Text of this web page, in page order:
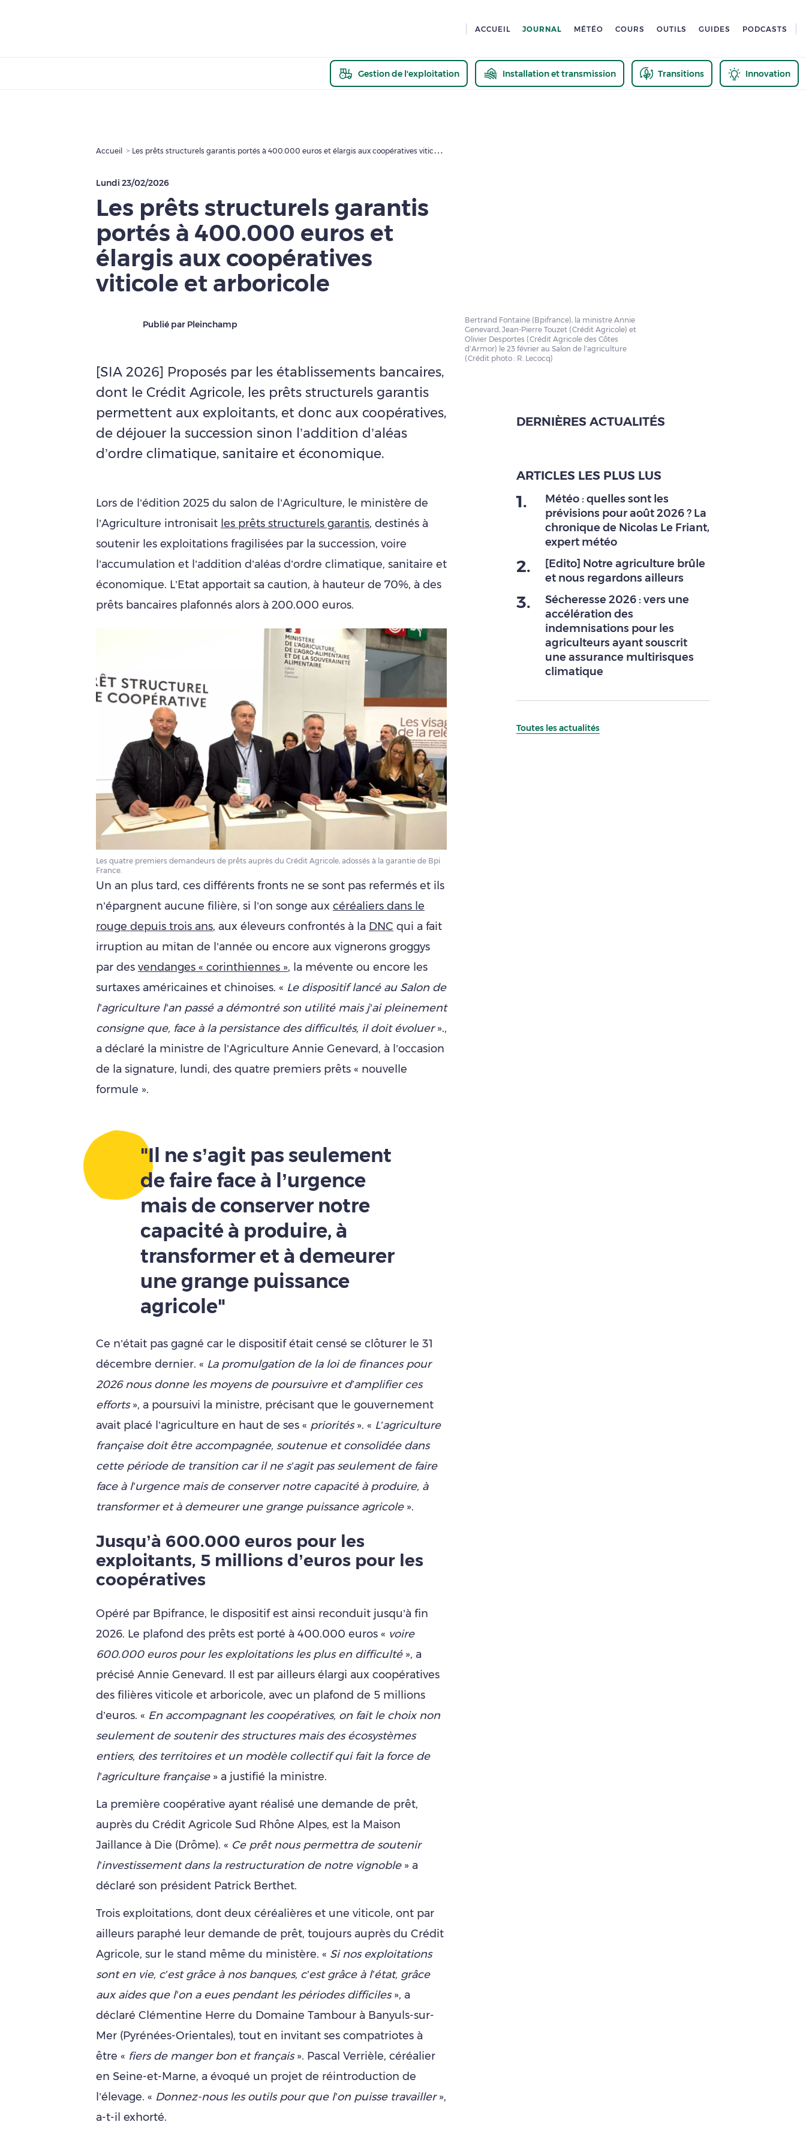
ACCUEIL JOURNAL MÉTÉO COURS OUTILS GUIDES PODCASTS
Gestion de l'exploitation Installation et transmission Transitions Innovation
Accueil Les prêts structurels garantis portés à 400.000 euros et élargis aux coopératives viticole et arboricole
Lundi 23/02/2026
Les prêts structurels garantis
portés à 400.000 euros et
élargis aux coopératives
viticole et arboricole
Publié par Pleinchamp
[SIA 2026] Proposés par les établissements bancaires,
dont le Crédit Agricole, les prêts structurels garantis
permettent aux exploitants, et donc aux coopératives,
de déjouer la succession sinon l’addition d’aléas
d’ordre climatique, sanitaire et économique.
Lors de l’édition 2025 du salon de l’Agriculture, le ministère de
l’Agriculture intronisait les prêts structurels garantis, destinés à
soutenir les exploitations fragilisées par la succession, voire
l’accumulation et l’addition d’aléas d’ordre climatique, sanitaire et
économique. L’Etat apportait sa caution, à hauteur de 70%, à des
prêts bancaires plafonnés alors à 200.000 euros.
Les quatre premiers demandeurs de prêts auprès du Crédit Agricole, adossés à la garantie de Bpi
France.
Un an plus tard, ces différents fronts ne se sont pas refermés et ils
n’épargnent aucune filière, si l’on songe aux céréaliers dans le
rouge depuis trois ans, aux éleveurs confrontés à la DNC qui a fait
irruption au mitan de l’année ou encore aux vignerons groggys
par des vendanges « corinthiennes », la mévente ou encore les
surtaxes américaines et chinoises. « Le dispositif lancé au Salon de
l’agriculture l’an passé a démontré son utilité mais j’ai pleinement
consigne que, face à la persistance des difficultés, il doit évoluer».,
a déclaré la ministre de l’Agriculture Annie Genevard, à l’occasion
de la signature, lundi, des quatre premiers prêts « nouvelle
formule ».
"Il ne s’agit pas seulement
de faire face à l’urgence
mais de conserver notre
capacité à produire, à
transformer et à demeurer
une grange puissance
agricole"
Ce n’était pas gagné car le dispositif était censé se clôturer le 31
décembre dernier. « La promulgation de la loi de finances pour
2026 nous donne les moyens de poursuivre et d’amplifier ces
efforts», a poursuivi la ministre, précisant que le gouvernement
avait placé l’agriculture en haut de ses « priorités». « L’agriculture
française doit être accompagnée, soutenue et consolidée dans
cette période de transition car il ne s’agit pas seulement de faire
face à l’urgence mais de conserver notre capacité à produire, à
transformer et à demeurer une grange puissance agricole».
Jusqu’à 600.000 euros pour les
exploitants, 5 millions d’euros pour les
coopératives
Opéré par Bpifrance, le dispositif est ainsi reconduit jusqu’à fin
2026. Le plafond des prêts est porté à 400.000 euros « voire
600.000 euros pour les exploitations les plus en difficulté», a
précisé Annie Genevard. Il est par ailleurs élargi aux coopératives
des filières viticole et arboricole, avec un plafond de 5 millions
d’euros. « En accompagnant les coopératives, on fait le choix non
seulement de soutenir des structures mais des écosystèmes
entiers, des territoires et un modèle collectif qui fait la force de
l’agriculture française » a justifié la ministre.
La première coopérative ayant réalisé une demande de prêt,
auprès du Crédit Agricole Sud Rhône Alpes, est la Maison
Jaillance à Die (Drôme). « Ce prêt nous permettra de soutenir
l’investissement dans la restructuration de notre vignoble» a
déclaré son président Patrick Berthet.
Trois exploitations, dont deux céréalières et une viticole, ont par
ailleurs paraphé leur demande de prêt, toujours auprès du Crédit
Agricole, sur le stand même du ministère. « Si nos exploitations
sont en vie, c’est grâce à nos banques, c’est grâce à l’état, grâce
aux aides que l’on a eues pendant les périodes difficiles», a
déclaré Clémentine Herre du Domaine Tambour à Banyuls-sur-
Mer (Pyrénées-Orientales), tout en invitant ses compatriotes à
être « fiers de manger bon et français». Pascal Verrièle, céréalier
en Seine-et-Marne, a évoqué un projet de réintroduction de
l’élevage. « Donnez-nous les outils pour que l’on puisse travailler»,
a-t-il exhorté.
Bertrand Fontaine (Bpifrance), la ministre Annie
Genevard, Jean-Pierre Touzet (Crédit Agricole) et
Olivier Desportes (Crédit Agricole des Côtes
d’Armor) le 23 février au Salon de l’agriculture
(Crédit photo : R. Lecocq)
DERNIÈRES ACTUALITÉS
ARTICLES LES PLUS LUS
1.
Météo : quelles sont les
prévisions pour août 2026 ? La
chronique de Nicolas Le Friant,
expert météo
2.
[Edito] Notre agriculture brûle
et nous regardons ailleurs
3.
Sécheresse 2026 : vers une
accélération des
indemnisations pour les
agriculteurs ayant souscrit
une assurance multirisques
climatique
Toutes les actualités